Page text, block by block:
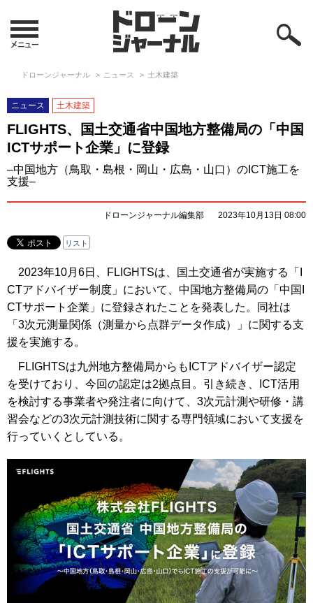
ドローンジャーナル ニュース 土木建築
ニュース 土木建築
FLIGHTS、国土交通省中国地方整備局の「中国
ICTサポート企業」に登録
–中国地方（鳥取・島根・岡山・広島・山口）のICT施工を
支援–
ドローンジャーナル編集部 2023年10月13日 08:00
リスト
2023年10月6日、FLIGHTSは、国土交通省が実施する「I
CTアドバイザー制度」において、中国地方整備局の「中国I
CTサポート企業」に登録されたことを発表した。同社は
「3次元測量関係（測量から点群データ作成）」に関する支
援を実施する。
FLIGHTSは九州地方整備局からもICTアドバイザー認定
を受けており、今回の認定は2拠点目。引き続き、ICT活用
を検討する事業者や発注者に向けて、3次元計測や研修・講
習会などの3次元計測技術に関する専門領域において支援を
行っていくとしている。